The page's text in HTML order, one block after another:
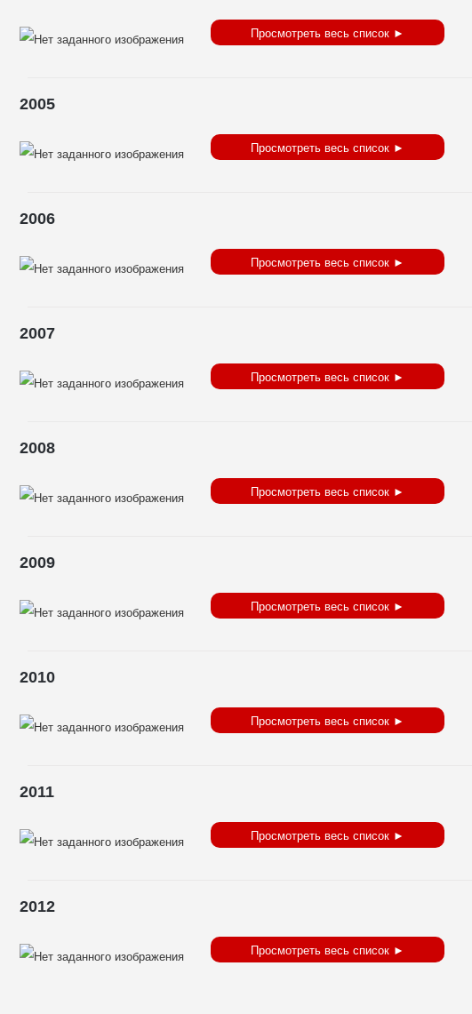
Просмотреть весь список ►
2005
Просмотреть весь список ►
2006
Просмотреть весь список ►
2007
Просмотреть весь список ►
2008
Просмотреть весь список ►
2009
Просмотреть весь список ►
2010
Просмотреть весь список ►
2011
Просмотреть весь список ►
2012
Просмотреть весь список ►